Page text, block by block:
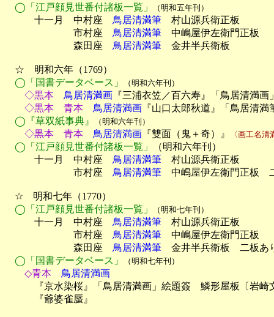
◯「江戸顔見世番付諸板一覧」
（明和五年刊）
十一月　中村座 鳥居清満筆 村山源兵衛正板
市村座 鳥居清満筆 中嶋屋伊左衛門正板
森田座 鳥居清満筆 金井半兵衛板
☆　明和六年（1769）
◯「国書データベース」
（明和六年刊）
◇黒本 鳥居清満画 『三浦衣笠／百六寿』「鳥居清満
◇黒本　青本 鳥居清満画 『山口太郎秋道』「鳥居清
◯『草双紙事典』
（明和六年刊）
◇黒本　青本 鳥居清満画 『雙面（鬼＋奇）』 〈画工名
◯「江戸顔見世番付諸板一覧」
（明和六年刊）
十一月　中村座 鳥居清満筆 村山源兵衛正板
市村座 鳥居清満筆 中嶋屋伊左衛門正板　
☆　明和七年（1770）
◯「江戸顔見世番付諸板一覧」
（明和七年刊）
十一月　中村座 鳥居清満筆 村山源兵衛正板
市村座 鳥居清満筆 中嶋屋伊左衛門正板
森田座 鳥居清満筆 金井半兵衛板　二板あ
◯「国書データベース」
（明和七年刊）
◇青本 鳥居清満画
『京水染桜』「鳥居清満画」絵題簽　鱗形屋板〔岩崎
『爺婆雀蜃』